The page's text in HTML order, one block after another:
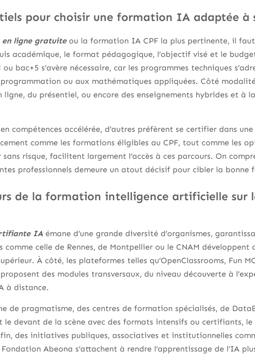
pour choisir une formation IA adaptée à
ligne gratuiteou la formation IA CPF la plus pertinente, il
académique, le format pédagogique, l’objectif visé et le
bac+5 s’avère nécessaire, car les programmes techniques
ou aux mathématiques appliquées. Côté
ligne, du présentiel, ou encore des enseignements hybrides et à
compétences accélérée, d’autres préfèrent se certifier dans une
comme les formations éligibles au CPF, tout comme les
risque, facilitent largement l’accès à ces parcours. On
professionnels demeure un atout décisif pour cibler la bonne
de la formation intelligence artificielle sur
IA émane d’une grande diversité d’organismes,
comme celle de Rennes, de Montpellier ou le CNAM développent
À côté, les plateformes telles qu’OpenClassrooms, Fun
des modules transversaux, du niveau découverte à
à distance.
de pragmatisme, des centres de formation spécialisés, de
devant de la scène avec des formats intensifs ou certifiants, le
des initiatives publiques, associatives et institutionnelles
Abeona s’attachent à rendre l’apprentissage de l’IA